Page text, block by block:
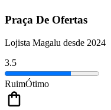
Praça De Ofertas
Lojista Magalu desde 2024
3.5
RuimÓtimo